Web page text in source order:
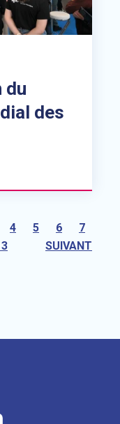
du
des
4 5 6
7
SUIVANT